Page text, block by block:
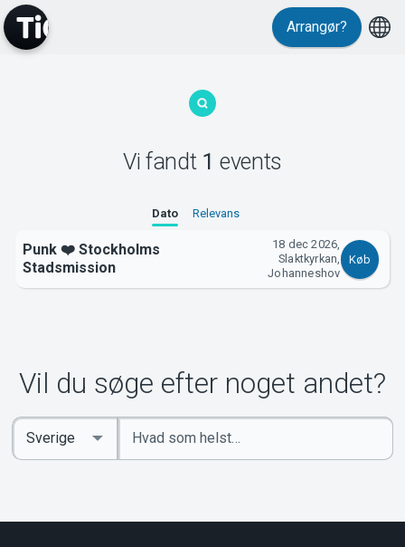
MyTickster
Arrangør?
Vi fandt 1 events
Dato Relevans
Punk ❤️ Stockholms
Stadsmission
18 dec 2026,
Slaktkyrkan,
Johanneshov
Køb
Vil du søge efter noget andet?
Indtast
søgeord
Select
Country